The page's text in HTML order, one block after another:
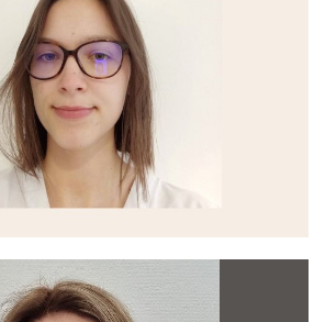
03 89 64 76 17